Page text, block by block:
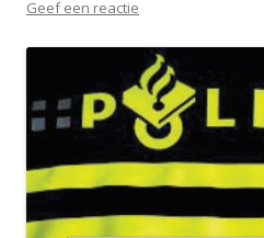
Geef een reactie